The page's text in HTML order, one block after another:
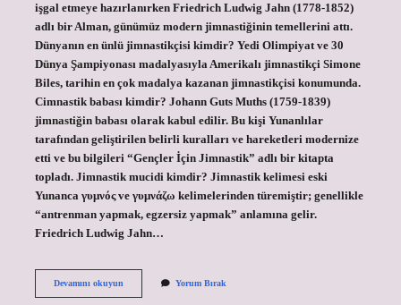
işgal etmeye hazırlanırken Friedrich Ludwig Jahn (1778-1852)
adlı bir Alman, günümüz modern jimnastiğinin temellerini attı.
Dünyanın en ünlü jimnastikçisi kimdir? Yedi Olimpiyat ve 30
Dünya Şampiyonası madalyasıyla Amerikalı jimnastikçi Simone
Biles, tarihin en çok madalya kazanan jimnastikçisi konumunda.
Cimnastik babası kimdir? Johann Guts Muths (1759-1839)
jimnastiğin babası olarak kabul edilir. Bu kişi Yunanlılar
tarafından geliştirilen belirli kuralları ve hareketleri modernize
etti ve bu bilgileri “Gençler İçin Jimnastik” adlı bir kitapta
topladı. Jimnastik mucidi kimdir? Jimnastik kelimesi eski
Yunanca γυμνός ve γυμνάζω kelimelerinden türemiştir; genellikle
“antrenman yapmak, egzersiz yapmak” anlamına gelir.
Friedrich Ludwig Jahn…
Devamını okuyunIlk
Yorum Bırak